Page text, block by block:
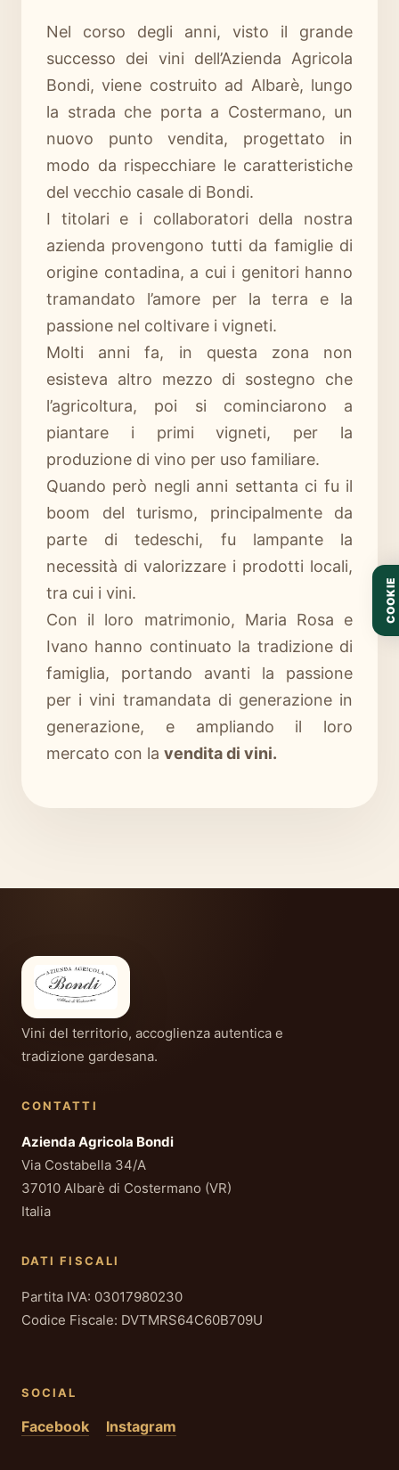
Nel corso degli anni, visto il grande
successo dei vini dell’Azienda Agricola
Bondi, viene costruito ad Albarè, lungo
la strada che porta a Costermano, un
nuovo punto vendita, progettato in
modo da rispecchiare le caratteristiche
del vecchio casale di Bondi.
I titolari e i collaboratori della nostra
azienda provengono tutti da famiglie di
origine contadina, a cui i genitori hanno
tramandato l’amore per la terra e la
passione nel coltivare i vigneti.
Molti anni fa, in questa zona non
esisteva altro mezzo di sostegno che
l’agricoltura, poi si cominciarono a
piantare i primi vigneti, per la
produzione di vino per uso familiare.
Quando però negli anni settanta ci fu il
boom del turismo, principalmente da
parte di tedeschi, fu lampante la
necessità di valorizzare i prodotti locali,
tra cui i vini.
Con il loro matrimonio, Maria Rosa e
Ivano hanno continuato la tradizione di
famiglia, portando avanti la passione
per i vini tramandata di generazione in
generazione, e ampliando il loro
mercato con la vendita di vini.
Vini del territorio, accoglienza autentica e
tradizione gardesana.
CONTATTI
Azienda Agricola Bondi
Via Costabella 34/A
37010 Albarè di Costermano (VR)
Italia
DATI FISCALI
Partita IVA: 03017980230
Codice Fiscale: DVTMRS64C60B709U
SOCIAL
Facebook Instagram
COOKIE